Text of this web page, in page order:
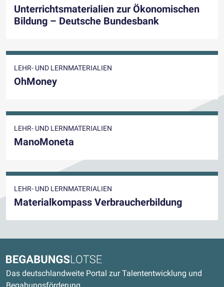
Unterrichtsmaterialien zur Ökonomischen
Bildung – Deutsche Bundesbank
LEHR- UND LERNMATERIALIEN
OhMoney
LEHR- UND LERNMATERIALIEN
ManoMoneta
LEHR- UND LERNMATERIALIEN
Materialkompass Verbraucherbildung
Begabungslotse
Das deutschlandweite Portal zur Talententwicklung und